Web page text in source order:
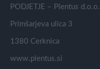
PODJETJE – Plentus d.o.o.
Primšarjeva ulica 3
1380 Cerknica
www.plentus.si